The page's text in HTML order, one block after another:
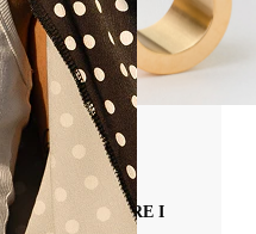
COME DILATARE I